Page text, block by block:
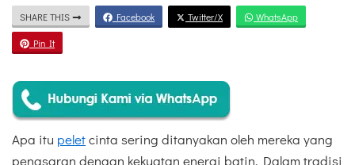
SHARE THIS Facebook Twitter/X WhatsApp
Pin It
Apa itu peletcinta sering ditanyakan oleh mereka yang
penasaran dengan kekuatan energi batin. Dalam tradisi